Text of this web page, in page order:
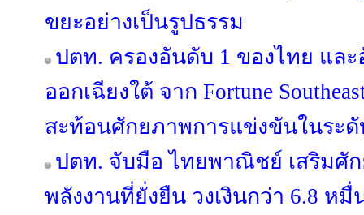
ขยะอย่างเป็นรูปธรรม
ปตท. ครองอันดับ 1 ของไทย และ
ออกเฉียงใต้ จาก Fortune
สะท้อนศักยภาพการแข่งขันในระ
ปตท. จับมือ ไทยพาณิชย์ เสริมศั
พลังงานที่ยั่งยืน วงเงินกว่า 6.8 ห